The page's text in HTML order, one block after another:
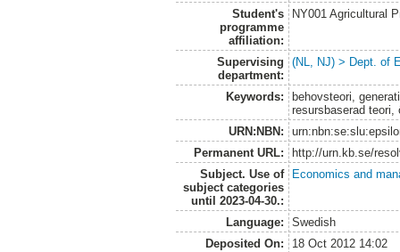
Student's
programme
affiliation:
NY001 Agricultural
Supervising
department:
(NL, NJ) > Dept. of
Keywords:
behovsteori,
resursbaserad teori,
URN:NBN:
Permanent URL:
http://urn.kb.se/
Subject. Use of
subject categories
until 2023-04-30.:
Economics and
Language:
Swedish
Deposited On:
18 Oct 2012 14:02